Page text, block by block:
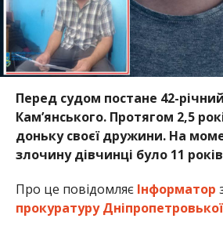
Перед судом постане 42-
Кам’янського. Протягом 2,5
доньку своєї дружини. На
злочину дівчинці було 11
Про це повідомляєІнформатор
прокуратуру